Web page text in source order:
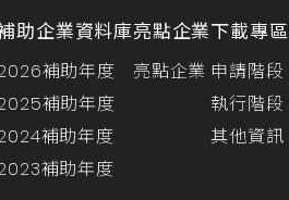
助企業資料庫
補助年度
補助年度
補助年度
補助年度
亮點企業
亮點企業
下載專區
申請階段
執行階段
其他資訊